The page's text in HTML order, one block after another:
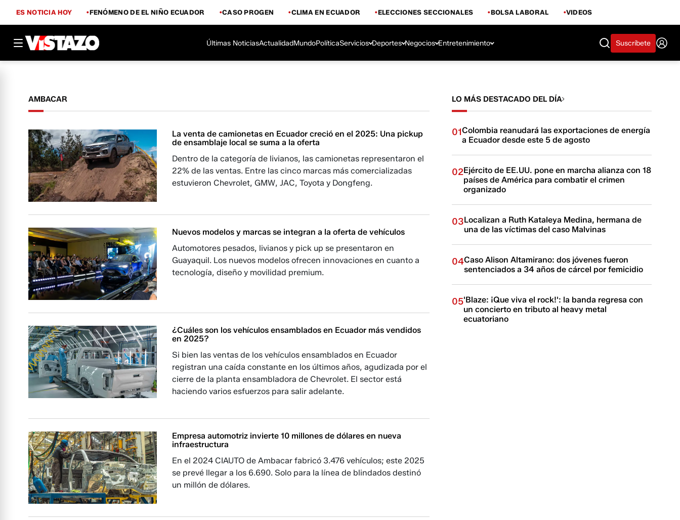
ES NOTICIA HOY FENÓMENO DE EL NIÑO ECUADOR CASO PROGEN CLIMA EN ECUADOR ELECCIONES SECCIONALES BOLSA LABORAL VIDEOS
Últimas NoticiasActualidadMundoPolíticaServicios Deportes Negocios Entretenimiento Suscríbete
AMBACAR
La venta de camionetas en Ecuador creció en el 2025: Una pickup
de ensamblaje local se suma a la oferta
Dentro de la categoría de livianos, las camionetas representaron el
22% de las ventas. Entre las cinco marcas más comercializadas
estuvieron Chevrolet, GMW, JAC, Toyota y Dongfeng.
Nuevos modelos y marcas se integran a la oferta de vehículos
Automotores pesados, livianos y pick up se presentaron en
Guayaquil. Los nuevos modelos ofrecen innovaciones en cuanto a
tecnología, diseño y movilidad premium.
¿Cuáles son los vehículos ensamblados en Ecuador más vendidos
en 2025?
Si bien las ventas de los vehículos ensamblados en Ecuador
registran una caída constante en los últimos años, agudizada por el
cierre de la planta ensambladora de Chevrolet. El sector está
haciendo varios esfuerzos para salir adelante.
Empresa automotriz invierte 10 millones de dólares en nueva
infraestructura
En el 2024 CIAUTO de Ambacar fabricó 3.476 vehículos; este 2025
se prevé llegar a los 6.690. Solo para la línea de blindados destinó
un millón de dólares.
LO MÁS DESTACADO DEL DÍA
01Colombia reanudará las exportaciones de energía
a Ecuador desde este 5 de agosto
02Ejército de EE.UU. pone en marcha alianza con 18
países de América para combatir el crimen
organizado
03Localizan a Ruth Kataleya Medina, hermana de
una de las víctimas del caso Malvinas
04Caso Alison Altamirano: dos jóvenes fueron
sentenciados a 34 años de cárcel por femicidio
05'Blaze: ¡Que viva el rock!': la banda regresa con
un concierto en tributo al heavy metal
ecuatoriano